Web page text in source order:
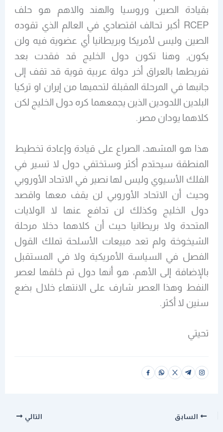
بقيادة الصين وروسيا والهند والاهم هو حلف
RCEP أكبر تحالف اقتصادي في العالم الذي تقوده
الصين وليس لأمريكا وبريطانيا أي عضوية فيه ولن
يكون, وهنا تكون دول الخليج قد فقدت بعد
تفريطها بالعراق أخر دولة عربية قوية قد تقف إلى
جانبها في المرحلة المقبلة لتحميها من إيران او تركيا
البلدين اللدودين الذين يجمعهما كره دول الخليج لكن
كلاهما يودان مصر.
هذا هو المشهد، الصراع على قيادة وإعادة تخطيط
المنطقة سيحتدم أكثر وستختفي دول لا تسير في
الفلك الأسيوي وليس لها نصير في الاتحاد الأوروبي
وحيث أن الاتحاد الأوروبي لن يقف معها واقصد
دول الخليج وكذلك لن تدافع عنها لا الولايات
المتحدة ولا بريطانيا حيث أن كلاهما دخلا مرحلة
الشيخوخة ولم تعد مبيعات الأسلحة تملك القول
الفصل في السياسة الأمريكية ولا في المستقبل
بالإضافة إلى الأهم، هو أنها دول تم خلقها لعصر
النفط وهذا العصر شارف على الانتهاء خلال بضع
سنين لا أكثر.
تحيتي
السابق التالي